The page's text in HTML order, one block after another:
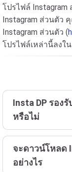
โปรไฟล์
Instagram ส่วนตัว
Instagram ส่วนตัว (
โปรไฟล์เหล่านี้ลง
Insta DP รอง
หรือไม่
จะดาวน์โหลด
อย่างไร